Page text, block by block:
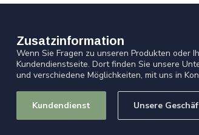
Zusatzinformation
Wenn Sie Fragen zu unseren Produkten oder
Kundendienstseite. Dort finden Sie unsere
und verschiedene Möglichkeiten, mit uns in
Kundendienst Unsere